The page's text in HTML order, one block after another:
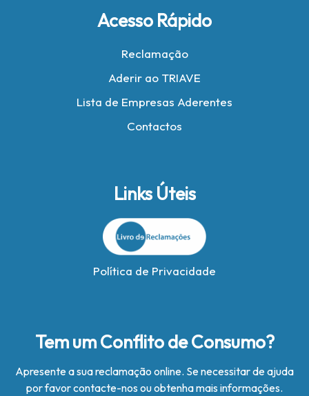
Acesso Rápido
Reclamação
Aderir ao TRIAVE
Lista de Empresas Aderentes
Contactos
Links Úteis
Política de Privacidade
Tem um Conflito de Consumo?
Apresente a sua reclamação online. Se necessitar de ajuda
por favor contacte-nos ou obtenha mais informações.